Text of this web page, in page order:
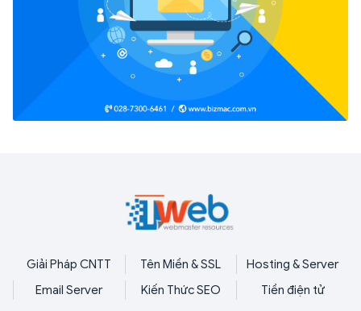
Giải Pháp CNTT Tên Miền & SSL
Hosting & Server
Email Server
Kiến Thức SEO Tiền điện tử